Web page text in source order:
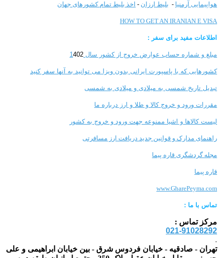
هواپیمایی آرمنیا - بلیط ارزان - اخذ بلیط تمام کشورهای جهان
HOW TO GET AN IRANIAN E VISA
اطلاعات مفید برای سفر :
مبلغ و شماره حساب عوارض خروج از کشور سال 1 402
کشورهایی که با پاسپورت ایرانی بدون ویزا می توانید به آنها سفر کنید
تبدیل تاریخ شمسی به میلادی و میلادی به شمسی
مقررات ورود و خروج کالا و طلا و ارز درباره ما
لیست کالاها و اشیا ممنوعه جهت ورود و خروج به کشور
راهنمای مدارک و قوانین جدید دریافت ارز مسافرتی
مجله گردشگری قاره پیما
قاره پیما
www.GharePeyma.com
تماس با ما :
مرکز تماس :
021-91028292
.
تهران - صادقیه - خیابان فردوس شرق - بین خیابان ابراهیمی و علی